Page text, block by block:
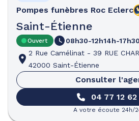
Pompes funèbres Roc Eclerc
Saint-Étienne
Ouvert 08h30-12h14h-17h30
2 Rue Camélinat - 39 RUE
42000 Saint-Étienne
Consulter
04 77 12
A votre écoute 24h/